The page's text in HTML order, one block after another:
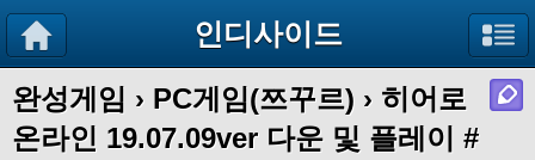
인디사이드
완성게임 › PC게임(쯔꾸르) › 히어로
온라인 19.07.09ver 다운 및 플레이 #